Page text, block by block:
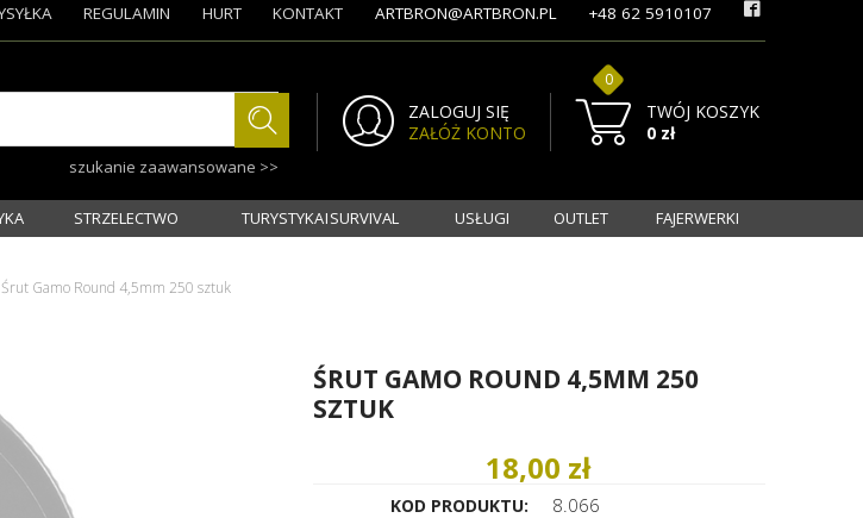
szukanie zaawansowane >>
ZALOGUJ SIĘ
ZAŁÓŻ KONTO
TWÓJ KOSZYK
0
0 zł
REGULAMIN HURT KONTAKT ARTBRON@ARTBRON.PL +48 62 5910107
STRZELECTWO TURYSTYKA I SURVIVAL USŁUGI OUTLET FAJERWERKI
Śrut Gamo Round 4,5mm 250 sztuk
ŚRUT GAMO ROUND 4,5MM 250
SZTUK
18,00 zł
KOD PRODUKTU: 8.066